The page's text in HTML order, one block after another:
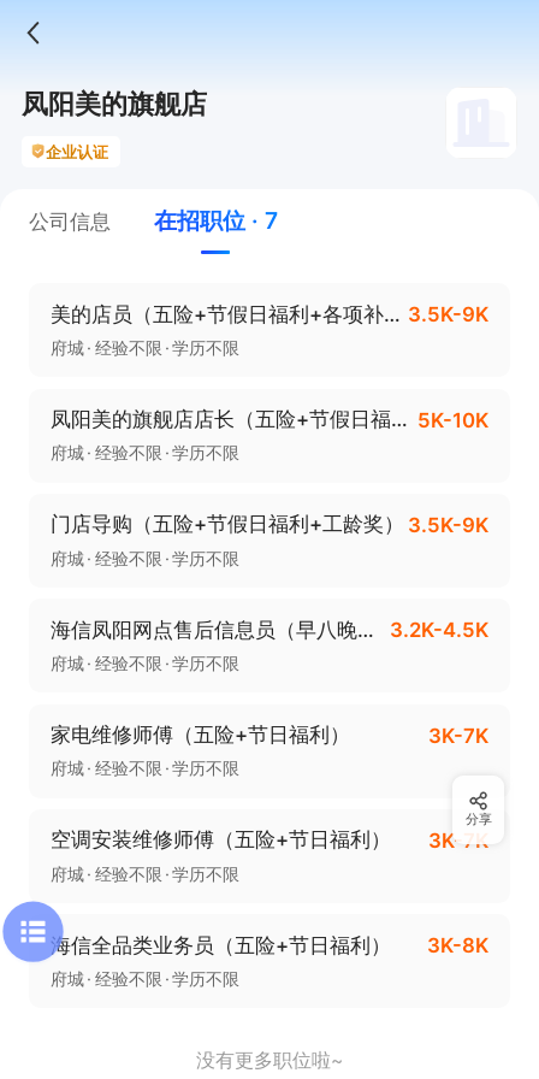
凤阳美的旗舰店
企业认证
公司信息 在招职位 · 7
美的店员（五险+节假日福利+各项补贴） 3.5K-9K
府城 经验不限 学历不限
凤阳美的旗舰店店长（五险+节假日福利） 5K-10K
府城 经验不限 学历不限
门店导购（五险+节假日福利+工龄奖） 3.5K-9K
府城 经验不限 学历不限
海信凤阳网点售后信息员（早八晚五+五险+全勤+补贴） 3.2K-4.5K
府城 经验不限 学历不限
家电维修师傅（五险+节日福利） 3K-7K
府城 经验不限 学历不限
空调安装维修师傅（五险+节日福利） 3K-7K
府城 经验不限 学历不限
海信全品类业务员（五险+节日福利） 3K-8K
府城 经验不限 学历不限
没有更多职位啦~
分享